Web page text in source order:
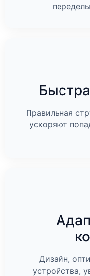
Правильная
ускоряют
Дизайн,
устройства,